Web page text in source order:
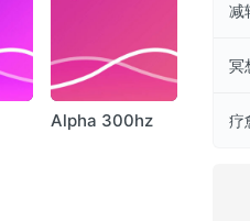
Alpha 300hz
减
冥
疗